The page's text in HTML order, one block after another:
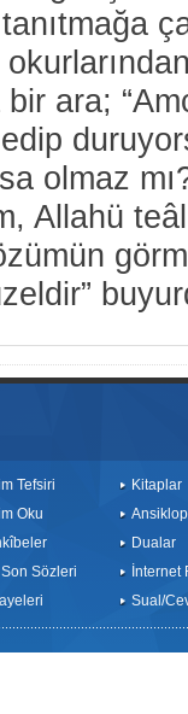
ara;
olmaz
Allahü
Tefsiri
Oku
Sözleri
Kitaplar
Dualar
İnternet
Sual/